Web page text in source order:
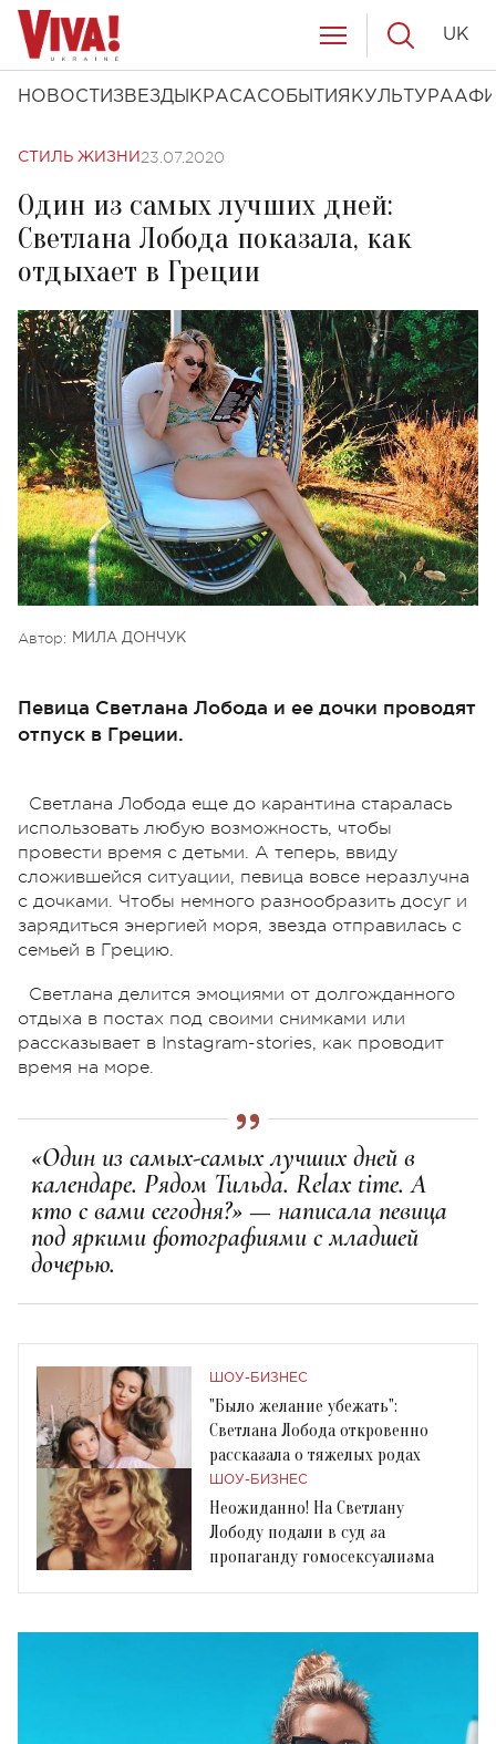
НОВОСТИ ЗВЕЗДЫ КРАСАСОБЫТИЯ КУЛЬТУРА
UK
СТИЛЬ ЖИЗНИ 23.07.2020
Один из самых лучших дней:
Светлана Лобода показала, как
отдыхает в Греции
Автор: МИЛА ДОНЧУК
Певица Светлана Лобода и ее дочки проводят
отпуск в Греции.
Светлана Лобода еще до карантина старалась
использовать любую возможность, чтобы
провести время с детьми. А теперь, ввиду
сложившейся ситуации, певица вовсе неразлучна
с дочками. Чтобы немного разнообразить досуг и
зарядиться энергией моря, звезда отправилась с
семьей в Грецию.
Светлана делится эмоциями от долгожданного
отдыха в постах под своими снимками или
рассказывает в Instagram-stories, как проводит
время на море.
«Один из самых-самых лучших дней в
календаре. Рядом Тильда. Relax time. А
кто с вами сегодня?» — написала певица
под яркими фотографиями с младшей
дочерью.
ШОУ-БИЗНЕС
"Было желание убежать":
Светлана Лобода откровенно
рассказала о тяжелых родах
ШОУ-БИЗНЕС
Неожиданно! На Светлану
Лободу подали в суд за
пропаганду гомосексуализма